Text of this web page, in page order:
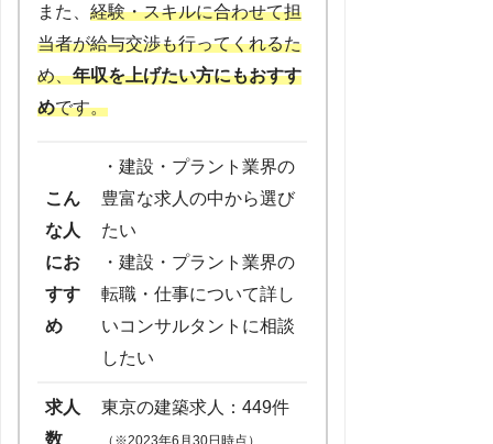
また、 経験・スキルに合わせて担
当者が給与交渉も行ってくれるた
め、年収を上げたい方にもおすす
めです。
こん
な人
にお
すす
め
・建設・プラント業界の
豊富な求人の中から選び
たい
・建設・プラント業界の
転職・仕事について詳し
いコンサルタントに相談
したい
求人
数
東京の建築求人：449件
（※2023年6月30日時点）